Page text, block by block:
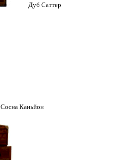
Дуб Саттер
Сосна Каньйон